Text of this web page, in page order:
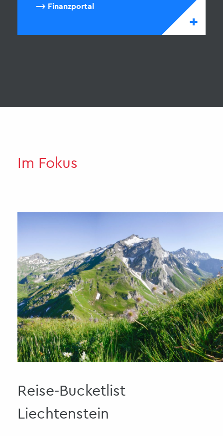
Finanzportal
+
Im Fokus
Reise-Bucketlist
Liechtenstein